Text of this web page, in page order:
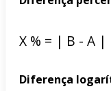
X % = | B - A |
Diferença